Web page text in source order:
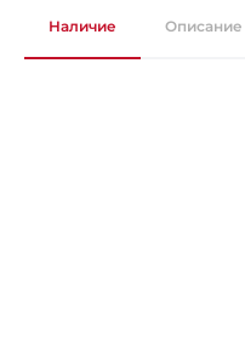
Наличие Описание